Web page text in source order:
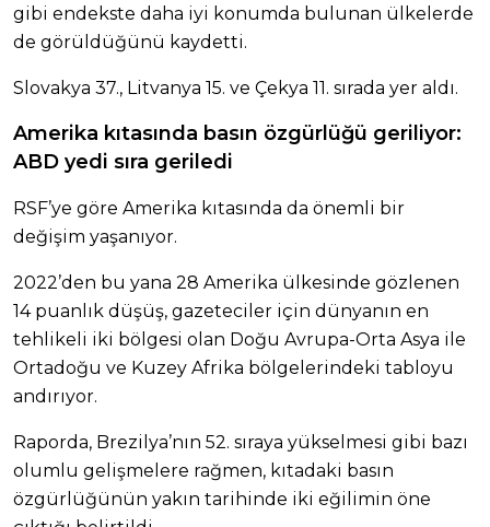
gibi endekste daha iyi konumda bulunan ülkelerde
de görüldüğünü kaydetti.
Slovakya 37., Litvanya 15. ve Çekya 11. sırada yer aldı.
Amerika kıtasında basın özgürlüğü geriliyor:
ABD yedi sıra geriledi
RSF’ye göre Amerika kıtasında da önemli bir
değişim yaşanıyor.
2022’den bu yana 28 Amerika ülkesinde gözlenen
14 puanlık düşüş, gazeteciler için dünyanın en
tehlikeli iki bölgesi olan Doğu Avrupa-Orta Asya ile
Ortadoğu ve Kuzey Afrika bölgelerindeki tabloyu
andırıyor.
Raporda, Brezilya’nın 52. sıraya yükselmesi gibi bazı
olumlu gelişmelere rağmen, kıtadaki basın
özgürlüğünün yakın tarihinde iki eğilimin öne